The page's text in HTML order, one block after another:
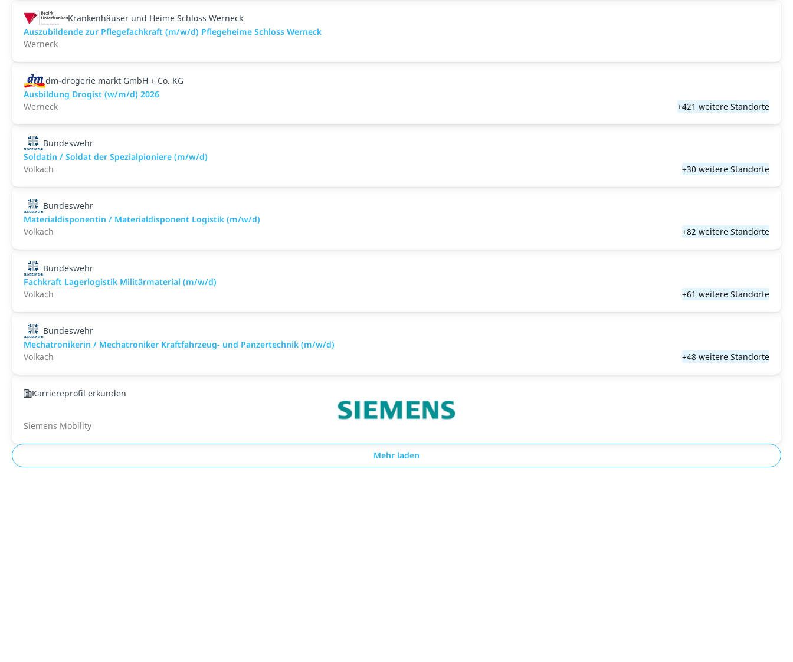
Krankenhäuser und Heime Schloss Werneck
Auszubildende zur Pflegefachkraft (m/w/d) Pflegeheime Schloss Werneck
Werneck
dm-drogerie markt GmbH + Co. KG
Ausbildung Drogist (w/m/d) 2026
Werneck
+421 weitere Standorte
Bundeswehr
Soldatin / Soldat der Spezialpioniere (m/w/d)
Volkach
+30 weitere Standorte
Bundeswehr
Materialdisponentin / Materialdisponent Logistik (m/w/d)
Volkach
+82 weitere Standorte
Bundeswehr
Fachkraft Lagerlogistik Militärmaterial (m/w/d)
Volkach
+61 weitere Standorte
Bundeswehr
Mechatronikerin / Mechatroniker Kraftfahrzeug- und Panzertechnik (m/w/d)
Volkach
+48 weitere Standorte
Karriereprofil erkunden
Siemens Mobility
Mehr laden